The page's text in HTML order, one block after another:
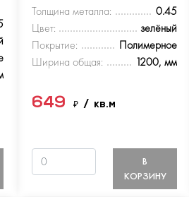
Толщина металла:
0.45
Цвет:
зелёный
Покрытие:
Полимерное
Ширина общая:
1200, мм
649₽/ кв.м
В
КОРЗИНУ